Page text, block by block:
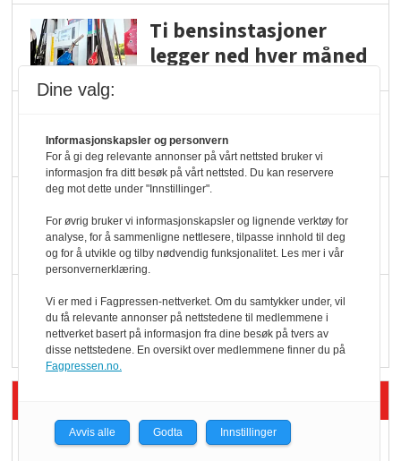
Ti bensinstasjoner
legger ned hver måned
oktan
KBS-bransjen i
endring: Stadig større
serveringstilbud
Vokser med ferdigmat
i dagligvare
Rema-flaggskip
Dine valg:
Informasjonskapsler og personvern
For å gi deg relevante annonser på vårt nettsted bruker vi
informasjon fra ditt besøk på vårt nettsted. Du kan reservere
deg mot dette under "Innstillinger".
For øvrig bruker vi informasjonskapsler og lignende verktøy for
analyse, for å sammenligne nettlesere, tilpasse innhold til deg
og for å utvikle og tilby nødvendig funksjonalitet. Les mer i vår
personvernerklæring.
Vi er med i Fagpressen-nettverket. Om du samtykker under, vil
du få relevante annonser på nettstedene til medlemmene i
nettverket basert på informasjon fra dine besøk på tvers av
disse nettstedene. En oversikt over medlemmene finner du på
Fagpressen.no.
Avvis alle Godta Innstillinger